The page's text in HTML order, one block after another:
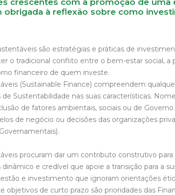
crescentes com a promoção de uma
obrigada à reflexão sobre como
são estratégias e práticas de
o tradicional conflito entre o bem-estar social, a
financeiro de quem investe.
(Sustainable Finance) compreendem
Sustentabilidade nas suas características.
de fatores ambientais, sociais ou de Governo
de negócio ou decisões das organizações
procuram dar um contributo construtivo
e credível que apoie a transição para a
e investimento que ignoram orientações
objetivos de curto prazo são prioridades das